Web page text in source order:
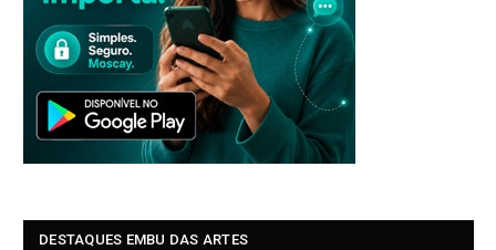
DESTAQUES EMBU DAS ARTES